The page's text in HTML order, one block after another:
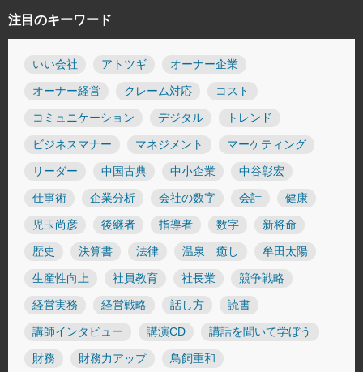
注目のキーワード
いい会社 アトツギ オーナー企業
オーナー経営 クレーム対応 コスト
コミュニケーション デジタル トレンド
ビジネスマナー マネジメント マーケティング
リーダー 中国古典 中小企業 中谷彰宏
仕事術 企業分析 会社の数字 会計 健康
児玉尚彦 後継者 指導者 数字 新将命
歴史 決算書 法律 温泉 癒し 牟田太陽
生産性向上 社員教育 社長業 競争戦略
経営実務 経営戦略 話し方 読書
講師インタビュー 講演CD 講話を聞いて学ぼう
財務 財務力アップ 鳥飼重和